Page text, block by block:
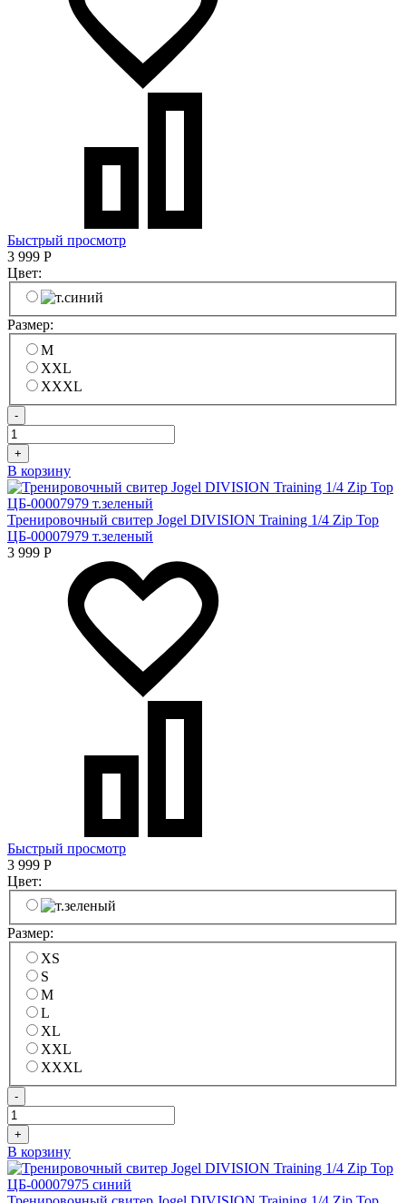
Быстрый просмотр
3 999 Р
Цвет:
Размер:
M
XXL
XXXL
-
+
В корзину
Тренировочный свитер Jogel DIVISION Training 1/4 Zip Top
ЦБ-00007979 т.зеленый
3 999 Р
Быстрый просмотр
3 999 Р
Цвет:
Размер:
XS
S
M
L
XL
XXL
XXXL
-
+
В корзину